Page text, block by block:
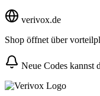
verivox.de
Shop öffnet über
Neue Codes kannst